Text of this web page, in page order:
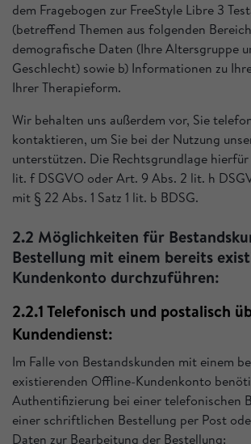
dem Fragebogen zur FreeStyle Libre 3
(betreffend Themen aus folgenden
demografische Daten (Ihre Altersgruppe
Geschlecht) sowie b) Informationen zu
Ihrer Therapieform.
Wir behalten uns außerdem vor, Sie
kontaktieren, um Sie bei der Nutzung
unterstützen. Die Rechtsgrundlage
lit. f DSGVO oder Art. 9 Abs. 2 lit. h
mit § 22 Abs. 1 Satz 1 lit. b BDSG.
2.2 Möglichkeiten für
Bestellung mit einem bereits
Kundenkonto durchzuführen:
2.2.1 Telefonisch und postalisch
Kundendienst:
Im Falle von Bestandskunden mit einem
existierenden Offline-Kundenkonto
Authentifizierung bei einer telefonischen
einer schriftlichen Bestellung per Post
Daten zur Bearbeitung der Bestellung: